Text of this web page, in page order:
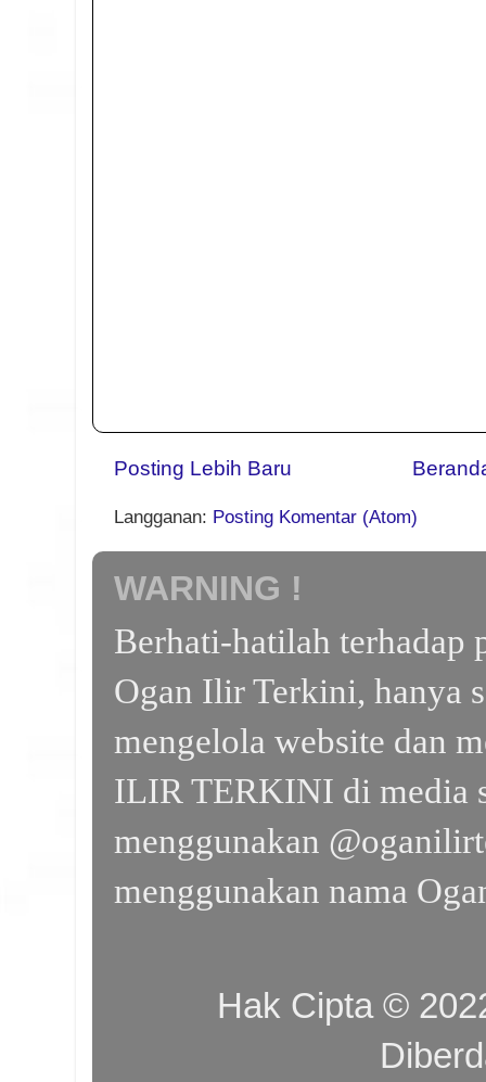
Posting Lebih Baru
Langganan: Posting Komentar (Atom)
WARNING !
Berhati-hatilah terhadap
Ogan Ilir Terkini, hanya
mengelola website dan
ILIR TERKINI di media
menggunakan
menggunakan nama
Hak Cipta ©